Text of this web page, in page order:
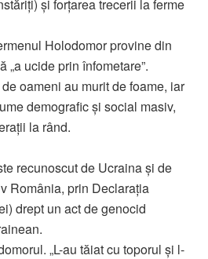
și forțarea trecerii la ferme
Holodomor provine din
„a ucide prin înfometare”.
oameni au murit de foame, iar
demografic și social masiv,
la rând.
recunoscut de Ucraina și de
România, prin Declarația
drept un act de genocid
„L-au tăiat cu toporul și l-